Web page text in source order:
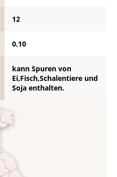
12
0,10
kann Spuren von
Ei,Fisch,Schalentiere und
Soja enthalten.